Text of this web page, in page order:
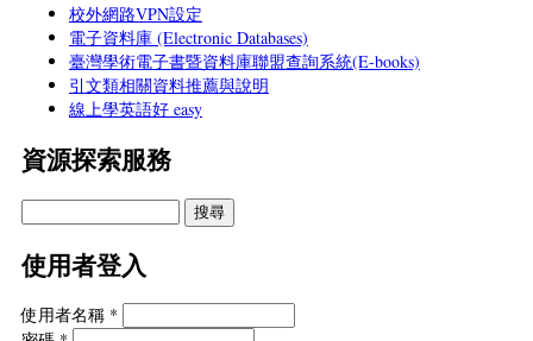
校外網路VPN設定
電子資料庫 (Electronic Databases)
臺灣學術電子書暨資料庫聯盟查詢系統(E-books)
引文類相關資料推薦與說明
線上學英語好 easy
資源探索服務
使用者登入
使用者名稱 *